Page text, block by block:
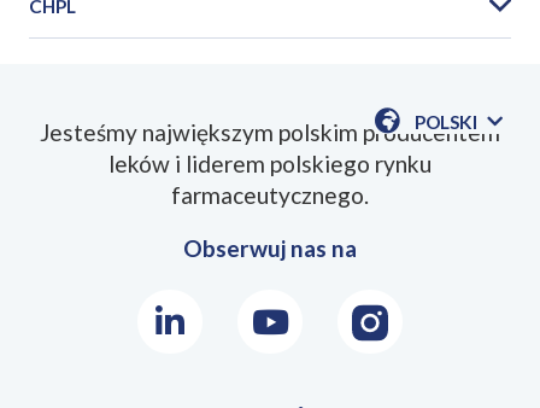
CHPL
POLSKI
POKAŻ
Jesteśmy największym polskim producentem
leków i liderem polskiego rynku
farmaceutycznego.
Obserwuj nas na
LinkedInYoutubeInstagram